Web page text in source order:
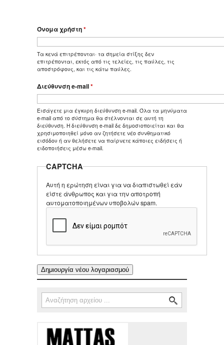
Όνομα χρήστη*
Τα κενά επιτρέπονται· τα σημεία στίξης δεν
επιτρέπονται, εκτός από τις τελείες, τις παύλες, τις
αποστρόφους, και τις κάτω παύλες.
Διεύθυνση e-mail*
Εισάγετε μια έγκυρη διεύθυνση e-mail. Όλα τα μηνύματα
e-mail από το σύστημα θα στέλνονται σε αυτή τη
διεύθυνση. Η διεύθυνση e-mail δε δημοσιοποιείται και θα
χρησιμοποιηθεί μόνο αν ζητήσετε νέο συνθηματικό
εισόδου ή αν θελήσετε να παίρνετε κάποιες ειδήσεις ή
ειδοποιήσεις μέσω e-mail.
CAPTCHA
Αυτή η ερώτηση είναι για να διαπιστωθεί εάν
είστε άνθρωπος και για την αποτροπή
αυτοματοποιημένων υποβολών spam.
Φόρμα αναζήτησης
Αναζήτηση